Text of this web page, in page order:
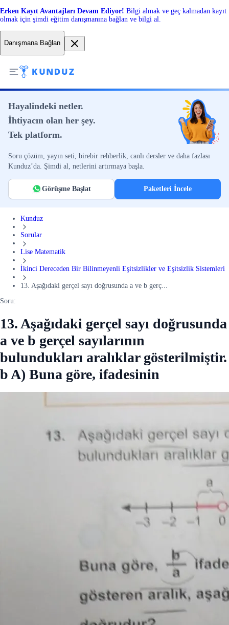
Erken Kayıt Avantajları Devam Ediyor! Bilgi almak ve geç kalmadan kayıt
olmak için şimdi eğitim danışmanına bağlan ve bilgi al.
Danışmana Bağlan
Hayalindeki netler.
İhtiyacın olan her şey.
Tek platform.
Soru çözüm, yayın seti, birebir rehberlik, canlı dersler ve daha fazlası
Kunduz’da. Şimdi al, netlerini artırmaya başla.
Görüşme Başlat Paketleri İncele
Kunduz
Sorular
Lise Matematik
İkinci Dereceden Bir Bilinmeyenli Eşitsizlikler ve Eşitsizlik Sistemleri
13. Aşağıdaki gerçel sayı doğrusunda a ve b gerç...
Soru:
13. Aşağıdaki gerçel sayı doğrusunda
a ve b gerçel sayılarının
bulundukları aralıklar gösterilmiştir.
b A) Buna göre, ifadesinin